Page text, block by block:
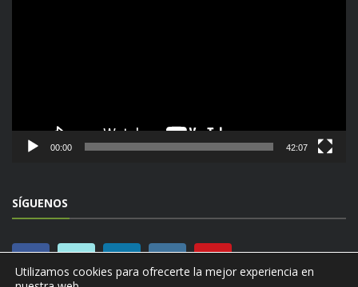
00:00 42:07
SÍGUENOS
Utilizamos cookies para ofrecerte la mejor experiencia en